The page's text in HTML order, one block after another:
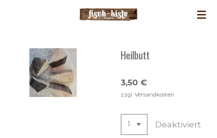
Heilbutt
3,50 €
zzgl. Versandkosten
Deaktiviert